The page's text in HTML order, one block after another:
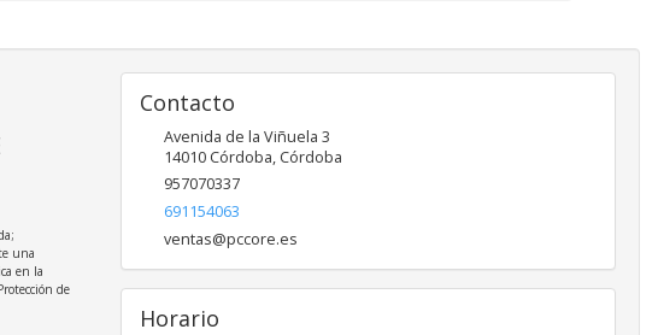
una
en la
de
Contacto
Avenida de la Viñuela 3
14010 Córdoba, Córdoba
957070337
691154063
ventas@pccore.es
Horario